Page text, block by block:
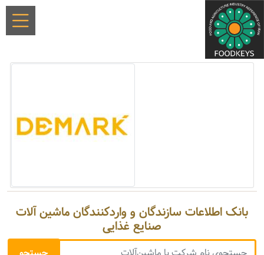
بانک اطلاعات سازندگان و واردکنندگان ماشین آلات
صنایع غذایی